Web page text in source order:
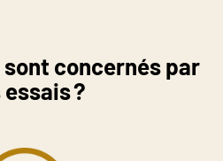
concernés par
?